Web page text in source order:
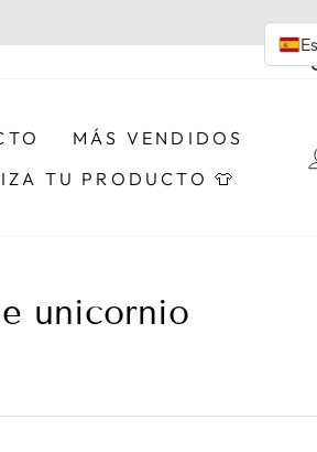
MÁS VENDIDOS
TU PRODUCTO 👕
unicornio